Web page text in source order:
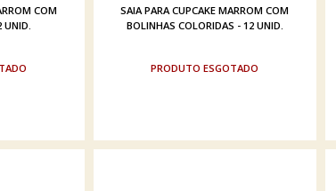
COM
SAIA PARA CUPCAKE MARROM COM
BOLINHAS COLORIDAS - 12 UNID.
ESGOTADO